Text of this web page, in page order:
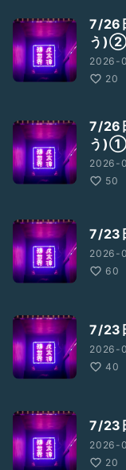
7/26
う)②
2026-
20
7/26
う)①
2026-
50
7/23
2026-
60
7/23
2026-
40
7/23
2026-
20